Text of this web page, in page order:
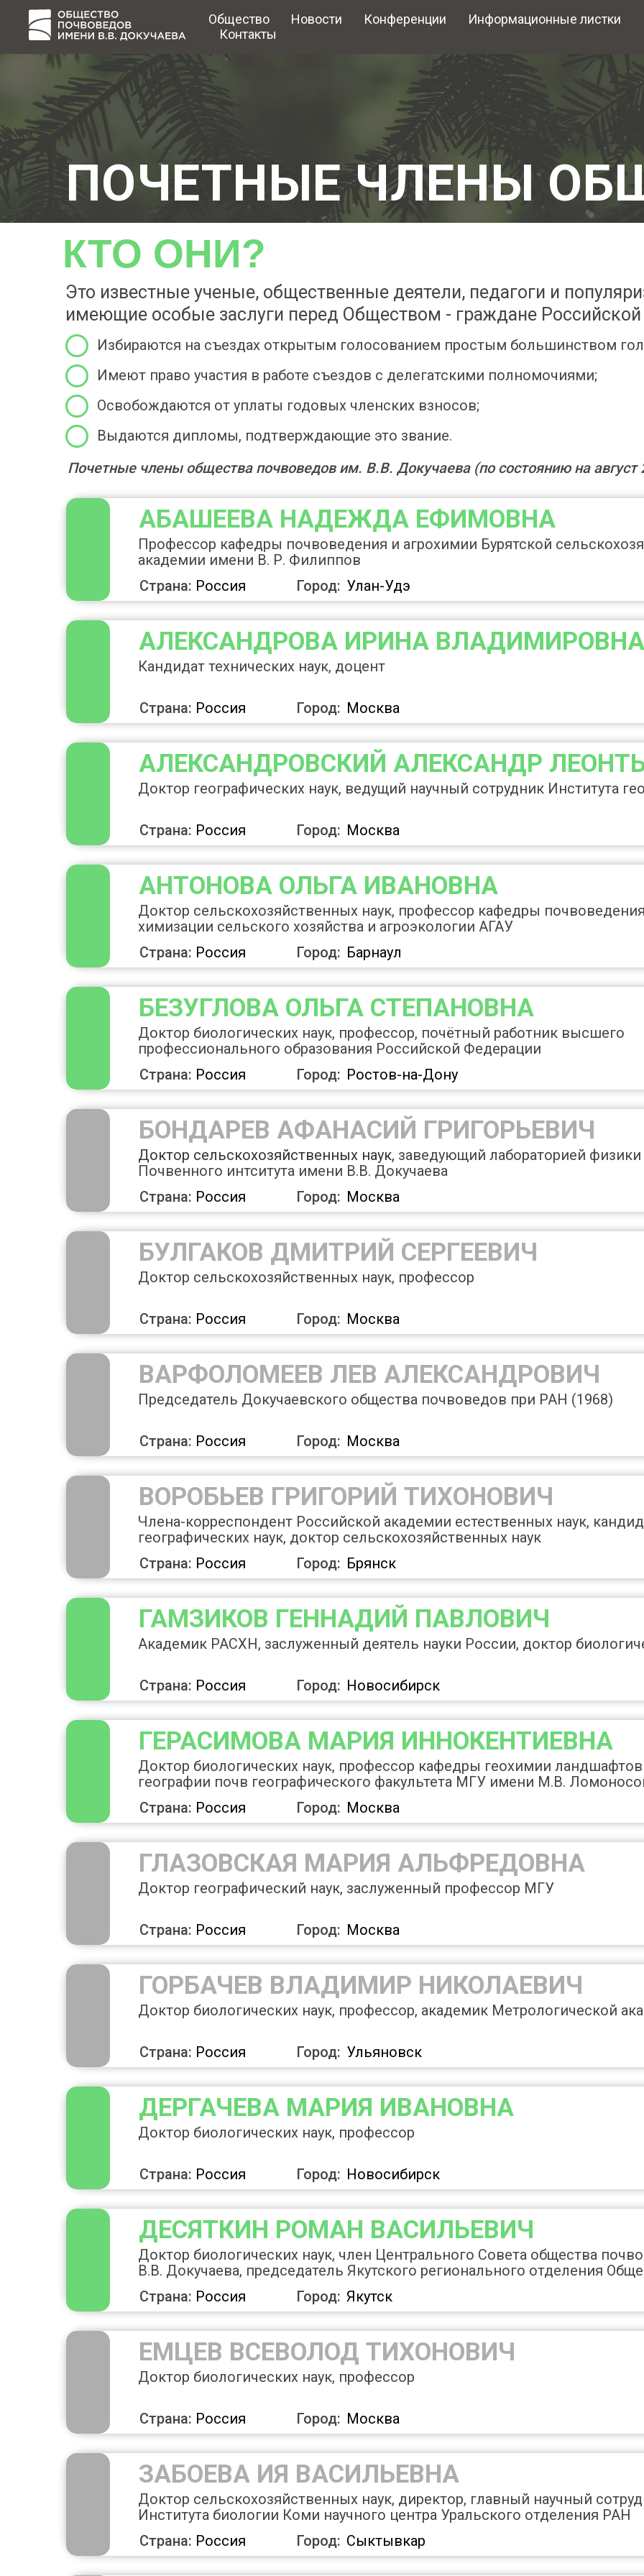
Общество Новости Конференции Информационные листки
Контакты
ПОЧЕТНЫЕ ЧЛЕНЫ
КТО ОНИ?
Это известные ученые, общественные деятели, педагоги и
имеющие особые заслуги перед Обществом - граждане Российской
Избираются на съездах открытым голосованием простым большинством
Имеют право участия в работе съездов с делегатскими полномочиями;
Освобождаются от уплаты годовых членских взносов;
Выдаются дипломы, подтверждающие это звание.
Почетные члены общества почвоведов им. В.В. Докучаева (по состоянию на август
АБАШЕЕВА НАДЕЖДА ЕФИМОВНА
Страна:
Профессор кафедры почвоведения и агрохимии Бурятской
академии имени В. Р. Филиппов
Город: Улан-Удэ
Россия
АЛЕКСАНДРОВА ИРИНА ВЛАДИМИРОВНА
Страна:
Кандидат технических наук, доцент
Город: Москва
Россия
АЛЕКСАНДРОВСКИЙ АЛЕКСАНДР
Страна:
Доктор географических наук, ведущий научный сотрудник Института
Город: Москва
Россия
АНТОНОВА ОЛЬГА ИВАНОВНА
Страна:
Доктор сельскохозяйственных наук, профессор кафедры
химизации сельского хозяйства и агроэкологии АГАУ
Город: Барнаул
Россия
БЕЗУГЛОВА ОЛЬГА СТЕПАНОВНА
Страна:
Доктор биологических наук, профессор, почётный работник высшего
профессионального образования Российской Федерации
Город: Ростов-на-Дону
Россия
БОНДАРЕВ АФАНАСИЙ ГРИГОРЬЕВИЧ
Страна:
Доктор сельскохозяйственных наук, заведующий лабораторией
Почвенного интситута имени В.В. Докучаева
Город: Москва
Россия
БУЛГАКОВ ДМИТРИЙ СЕРГЕЕВИЧ
Страна:
Доктор сельскохозяйственных наук, профессор
Город: Москва
Россия
ВАРФОЛОМЕЕВ ЛЕВ АЛЕКСАНДРОВИЧ
Страна:
Председатель Докучаевского общества почвоведов при РАН (1968)
Город: Москва
Россия
ВОРОБЬЕВ ГРИГОРИЙ ТИХОНОВИЧ
Страна:
Члена-корреспондент Российской академии естественных наук,
географических наук, доктор сельскохозяйственных наук
Город: Брянск
Россия
ГАМЗИКОВ ГЕННАДИЙ ПАВЛОВИЧ
Страна:
Академик РАСХН, заслуженный деятель науки России, доктор
Город: Новосибирск
Россия
ГЕРАСИМОВА МАРИЯ ИННОКЕНТИЕВНА
Страна:
Доктор биологических наук, профессор кафедры геохимии
географии почв географического факультета МГУ имени М.В.
Город: Москва
Россия
ГЛАЗОВСКАЯ МАРИЯ АЛЬФРЕДОВНА
Страна:
Доктор географический наук, заслуженный профессор МГУ
Город: Москва
Россия
ГОРБАЧЕВ ВЛАДИМИР НИКОЛАЕВИЧ
Страна:
Доктор биологических наук, профессор, академик Метрологической
Город: Ульяновск
Россия
ДЕРГАЧЕВА МАРИЯ ИВАНОВНА
Страна:
Доктор биологических наук, профессор
Город: Новосибирск
Россия
ДЕСЯТКИН РОМАН ВАСИЛЬЕВИЧ
Страна:
Доктор биологических наук, член Центрального Совета общества
В.В. Докучаева, председатель Якутского регионального отделения
Город: Якутск
Россия
ЕМЦЕВ ВСЕВОЛОД ТИХОНОВИЧ
Страна:
Доктор биологических наук, профессор
Город: Москва
Россия
ЗАБОЕВА ИЯ ВАСИЛЬЕВНА
Страна:
Доктор сельскохозяйственных наук, директор, главный научный
Института биологии Коми научного центра Уральского отделения РАН
Город: Сыктывкар
Россия